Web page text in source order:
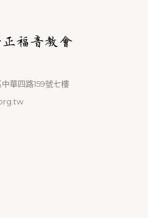
華四路159號七樓